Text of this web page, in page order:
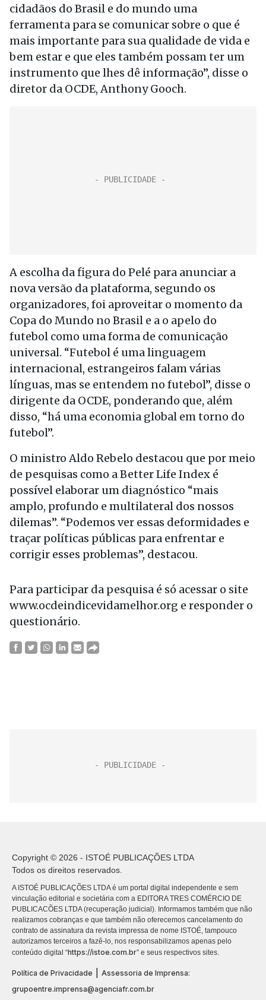
cidadãos do Brasil e do mundo uma
ferramenta para se comunicar sobre o que é
mais importante para sua qualidade de vida e
bem estar e que eles também possam ter um
instrumento que lhes dê informação”, disse o
diretor da OCDE, Anthony Gooch.
A escolha da figura do Pelé para anunciar a
nova versão da plataforma, segundo os
organizadores, foi aproveitar o momento da
Copa do Mundo no Brasil e a o apelo do
futebol como uma forma de comunicação
universal. “Futebol é uma linguagem
internacional, estrangeiros falam várias
línguas, mas se entendem no futebol”, disse o
dirigente da OCDE, ponderando que, além
disso, “há uma economia global em torno do
futebol”.
O ministro Aldo Rebelo destacou que por meio
de pesquisas como a Better Life Index é
possível elaborar um diagnóstico “mais
amplo, profundo e multilateral dos nossos
dilemas”. “Podemos ver essas deformidades e
traçar políticas públicas para enfrentar e
corrigir esses problemas”, destacou.
Para participar da pesquisa é só acessar o site
www.ocdeindicevidamelhor.org e responder o
questionário.
Copyright © 2026 - ISTOÉ PUBLICAÇÕES LTDA
Todos os direitos reservados.
A ISTOÉ PUBLICAÇÕES LTDA é um portal digital independente e sem
vinculação editorial e societária com a EDITORA TRES COMÉRCIO DE
PUBLICACÕES LTDA (recuperação judicial). Informamos também que não
realizamos cobranças e que também não oferecemos cancelamento do
contrato de assinatura da revista impressa de nome ISTOÉ, tampouco
autorizamos terceiros a fazê-lo, nos responsabilizamos apenas pelo
conteúdo digital “https://istoe.com.br” e seus respectivos sites.
Política de Privacidade
Assessoria de Imprensa:
grupoentre.imprensa@agenciafr.com.br